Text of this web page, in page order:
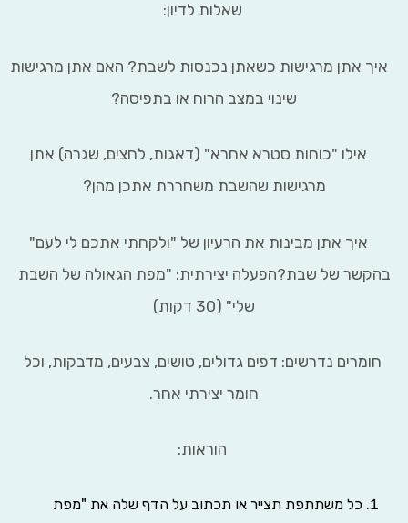
שאלות לדיון:
אתן מרגישות כשאתן נכנסות לשבת? האם אתן מרגישות
שינוי במצב הרוח או בתפיסה?
"כוחות סטרא אחרא" (דאגות, לחצים, שגרה) אתן
מרגישות שהשבת משחררת אתכן מהן?
אתן מבינות את הרעיון של "ולקחתי אתכם לי לעם"
של שבת?הפעלה יצירתית: "מפת הגאולה של השבת
שלי" (30 דקות)
נדרשים: דפים גדולים, טושים, צבעים, מדבקות, וכל
חומר יצירתי אחר.
הוראות:
כל משתתפת תצייר או תכתוב על הדף שלה את "מפת